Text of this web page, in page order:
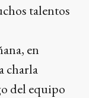
talentos
en
charla
del equipo